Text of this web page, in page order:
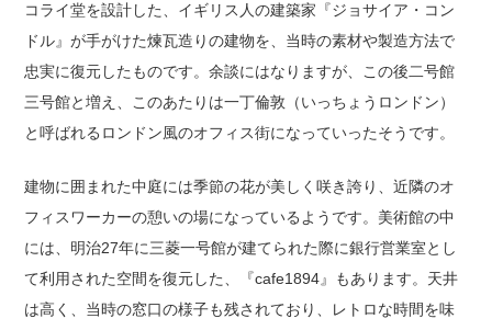
コライ堂を設計した、イギリス人の建築家『ジョサイア・コン
ドル』が手がけた煉瓦造りの建物を、当時の素材や製造方法で
忠実に復元したものです。余談にはなりますが、この後二号館
三号館と増え、このあたりは一丁倫敦（いっちょうロンドン）
と呼ばれるロンドン風のオフィス街になっていったそうです。
建物に囲まれた中庭には季節の花が美しく咲き誇り、近隣のオ
フィスワーカーの憩いの場になっているようです。美術館の中
には、明治27年に三菱一号館が建てられた際に銀行営業室とし
て利用された空間を復元した、『cafe1894』もあります。天井
は高く、当時の窓口の様子も残されており、レトロな時間を味